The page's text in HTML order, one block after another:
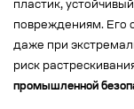
пластик,
повреждениям. Его
даже при
риск
промышленной